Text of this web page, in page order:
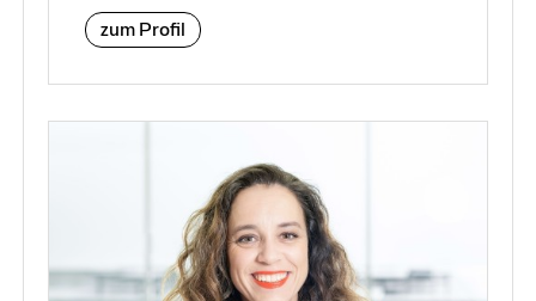
zum Profil